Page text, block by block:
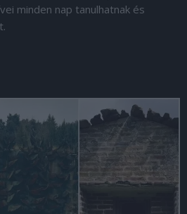
minden nap tanulhatnak és